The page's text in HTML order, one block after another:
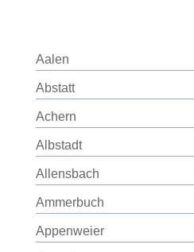
Aalen
Abstatt
Achern
Albstadt
Allensbach
Ammerbuch
Appenweier